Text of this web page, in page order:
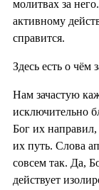
молитвах за
активному
справится.
Здесь есть о чём
Нам зачастую
исключительно
Бог их
их путь. Слова
совсем так. Да,
действует